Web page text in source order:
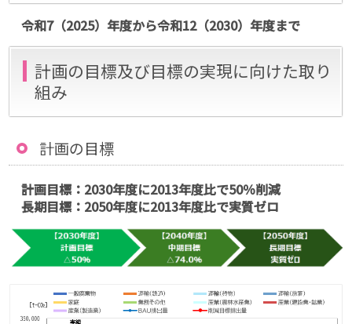
令和7（2025）年度から令和12（2030）年度まで
計画の目標及び目標の実現に向けた取り
組み
計画の目標
計画目標：2030年度に2013年度比で50％削減
長期目標：2050年度に2013年度比で実質ゼロ